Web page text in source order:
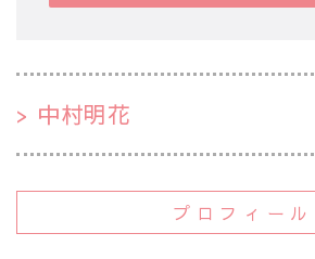
中村明花
プロフィール